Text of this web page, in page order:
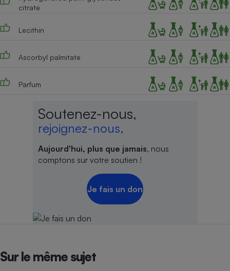
citrate
Lecithin
Ascorbyl palmitate
Parfum
Soutenez-nous,
rejoignez-nous,
Aujourd'hui, plus que jamais, nous
comptons sur votre soutien !
Je fais un don
Sur le même sujet